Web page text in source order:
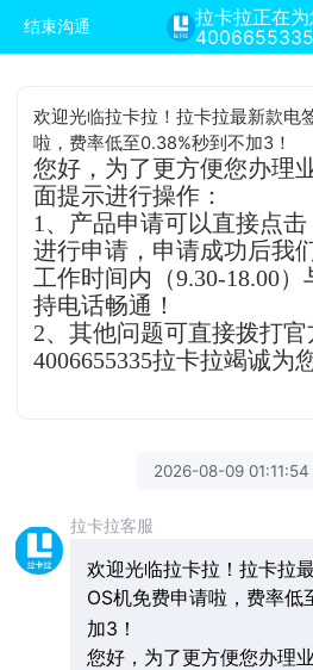
结束沟通
拉卡拉正在
4006655335
欢迎光临拉卡拉！拉卡拉最新款电
啦，费率低至0.38%秒到不加3！
您好，为了更方便您办理
面提示进行操作：
1、产品申请可以直接点击
进行申请，申请成功后我
工作时间内（9.30-18.00
持电话畅通！
2、其他问题可直接拨打官
4006655335拉卡拉竭诚为
2026-08-09 01:11:54
拉卡拉客服
欢迎光临拉卡拉！拉卡拉
OS机免费申请啦，费率低
加3！
您好，为了更方便您办理